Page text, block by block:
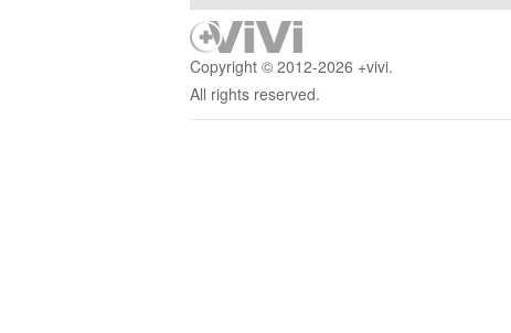
Copyright © 2012-2026 +vivi.
All rights reserved.